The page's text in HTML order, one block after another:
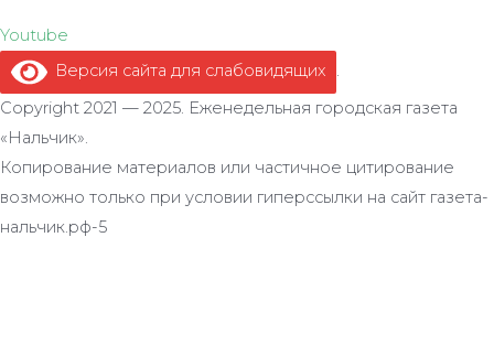
Youtube
Версия сайта для слабовидящих
.
Copyright 2021 — 2025. Еженедельная городская газета
«Нальчик».
Копирование материалов или частичное цитирование
возможно только при условии гиперссылки на сайт газета-
нальчик.рф-5